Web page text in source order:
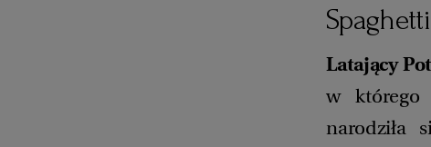
Latający
w którego
narodziła